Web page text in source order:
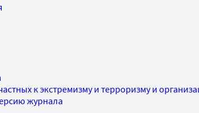
к экстремизму и терроризму и
журнала